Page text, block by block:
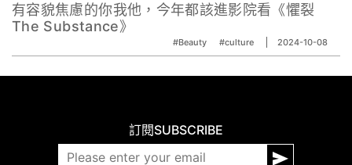
有容貌焦慮的你我他，今年都該進影院看《懼裂
The Substance》
#Beauty #culture 2024-10-08
訂閱SUBSCRIBE